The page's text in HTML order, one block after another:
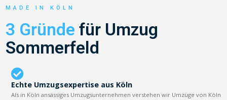
MADE IN KÖLN
3 Gründe für Umzug
Sommerfeld
Echte Umzugsexpertise aus Köln
Als in Köln ansässiges Umzugsunternehmen verstehen wir Umzüge von Köln